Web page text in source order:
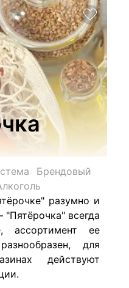
Брендовый
разумно и
"Пятёрочка" всегда
ассортимент ее
для
действуют